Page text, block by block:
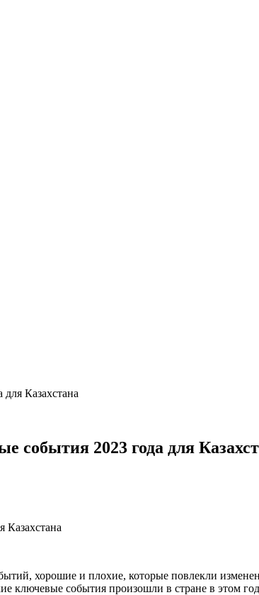
Казахстана
события 2023 года для
хорошие и плохие, которые повлекли
ключевые события произошли в стране в этом